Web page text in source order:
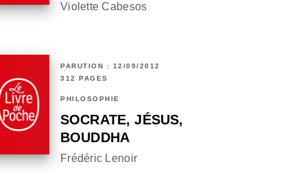
Violette Cabesos
PARUTION : 12/09/2012
312 PAGES
PHILOSOPHIE
SOCRATE, JÉSUS,
BOUDDHA
Frédéric Lenoir